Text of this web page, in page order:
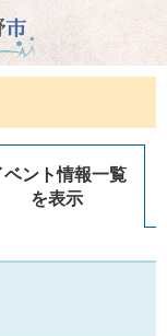
ベント情報一覧
を表示